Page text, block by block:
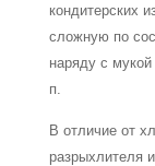
кондитерских
сложную по
наряду с
п.
В отличие от
разрыхлителя